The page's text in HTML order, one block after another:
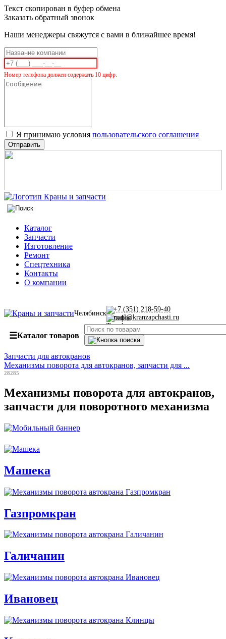
Текст скопирован в буфер обмена
Заказать обратный звонок
Наши менеджеры свяжутся с вами в ближайшее время!
Номер телефона должен содержать 10 цифр.
Я принимаю условия пользовательского соглашения
Отправить
Каталог
Запчасти
Изготовление
Ремонт
Спецтехника
Контакты
О компании
Челябинск
+7 (351) 218-59-40
mail@kranzapchasti.ru
☰Каталог товаров
Запчасти для автокранов
Механизмы поворота для автокранов, запчасти для ...
28285
Механизмы поворота для автокранов,
запчасти для поворотного механизма
Машека
Газпромкран
Галичанин
Ивановец